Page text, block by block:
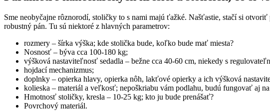
Sme neobyčajne rôznorodí, stoličky to s nami majú ťažké. Našťastie, stačí si
robustný pán. Tu sú niektoré z hlavných parametrov:
rozmery – šírka výška; kde stolička bude, koľko bude mať miesta?
Nosnosť – býva cca 100-180 kg;
výšková nastaviteľnosť sedadla – bežne cca 40-60 cm, niekedy s
hojdací mechanizmus;
doplnky – opierka hlavy, opierka nôh, lakťové opierky a ich výšková
kolieska – materiál a veľkosť; nepoškriabu vám podlahu, budú fungovať aj
Hmotnosť stoličky, kresla – 10-25 kg; kto ju bude prenášať?
Povrchový materiál.